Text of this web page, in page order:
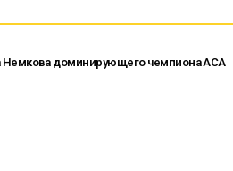
Немкова доминирующего чемпиона ACA